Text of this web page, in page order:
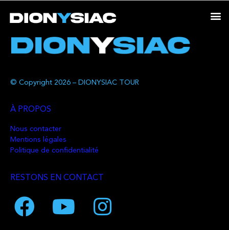
© Copyright 2026 – DIONYSIAC TOUR
À PROPOS
Nous contacter
Mentions légales
Politique de confidentialité
RESTONS EN CONTACT